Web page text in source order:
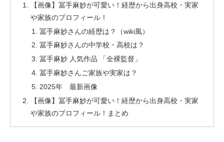
【画像】冨手麻妙が可愛い！経歴から出身高校・実家
や家族のプロフィール！
冨手麻妙さんの経歴は？（wiki風）
冨手麻妙さんの中学校・高校は？
冨手麻妙 人気作品 「全裸監督」
冨手麻妙さんご家族や実家は？
2025年 最新画像
【画像】冨手麻妙が可愛い！経歴から出身高校・実家
や家族のプロフィール！まとめ